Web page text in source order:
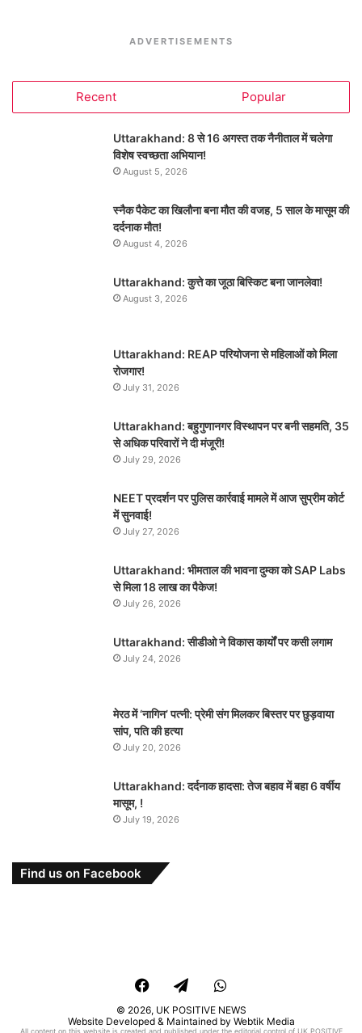
ADVERTISEMENTS
Recent Popular
Uttarakhand: 8 से 16 अगस्त तक नैनीताल में चलेगा
विशेष स्वच्छता अभियान!
August 5, 2026
स्नैक पैकेट का खिलौना बना मौत की वजह, 5 साल के मासूम की
दर्दनाक मौत!
August 4, 2026
Uttarakhand: कुत्ते का जूठा बिस्किट बना जानलेवा!
August 3, 2026
Uttarakhand: REAP परियोजना से महिलाओं को मिला
रोजगार!
July 31, 2026
Uttarakhand: बहुगुणानगर विस्थापन पर बनी सहमति, 35
से अधिक परिवारों ने दी मंजूरी!
July 29, 2026
NEET प्रदर्शन पर पुलिस कार्रवाई मामले में आज सुप्रीम कोर्ट
में सुनवाई!
July 27, 2026
Uttarakhand: भीमताल की भावना दुम्का को SAP Labs
से मिला 18 लाख का पैकेज!
July 26, 2026
Uttarakhand: सीडीओ ने विकास कार्यों पर कसी लगाम
July 24, 2026
मेरठ में ‘नागिन’ पत्नी: प्रेमी संग मिलकर बिस्तर पर छुड़वाया
सांप, पति की हत्या
July 20, 2026
Uttarakhand: दर्दनाक हादसा: तेज बहाव में बहा 6 वर्षीय
मासूम, !
July 19, 2026
Find us on Facebook
FacebookTelegramWhatsApp
© 2026, UK POSITIVE NEWS
Website Developed & Maintained by Webtik Media
All content on this website is created and published under the editorial control of UK POSITIVE